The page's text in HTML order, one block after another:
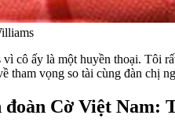
cô ấy là một huyền thoại. Tôi
tham vọng so tài cùng đàn chị
Cờ Việt Nam: